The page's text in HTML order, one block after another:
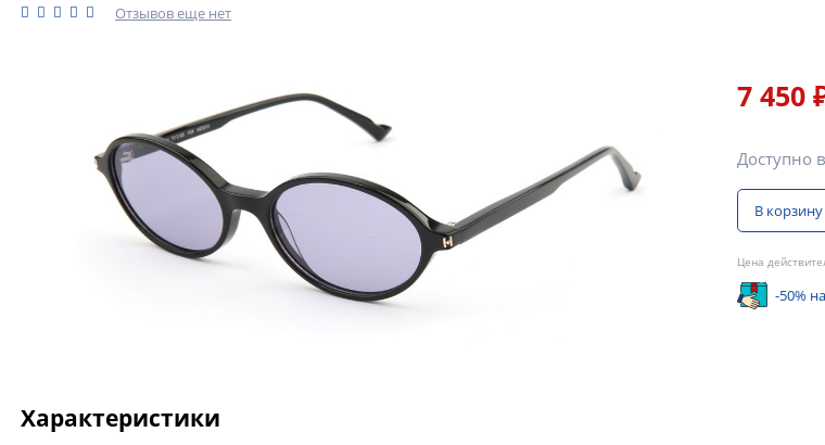
Отзывов еще нет
7 450
Доступно в
В корзину
Цена
-50%
Характеристики